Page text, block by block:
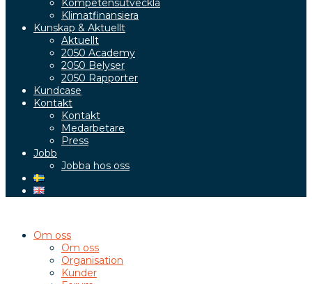
Kompetensutveckla
Klimatfinansiera
Kunskap & Aktuellt
Aktuellt
2050 Academy
2050 Belyser
2050 Rapporter
Kundcase
Kontakt
Kontakt
Medarbetare
Press
Jobb
Jobba hos oss
Om oss
Om oss
Organisation
Kunder